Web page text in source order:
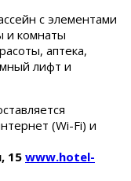
с элементами
и комнаты
аптека,
лифт и
(Wi-Fi) и
15 www.hotel-